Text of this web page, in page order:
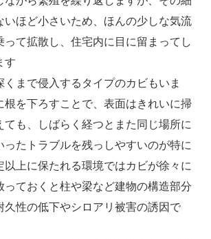
いほど小さいため、ほんの少しな気流
って拡散し、住宅内に目に留まってし
す
くまで侵入するタイプのカビもいま
根を下ろすことで、表面はきれいに掃
ても、しばらく経つとまた同じ場所に
ったトラブルを残っしやすいのが特に
以上に保たれる環境ではカビが徐々に
っておくと柱や梁など建物の構造部分
久性の低下やシロアリ被害の誘因で